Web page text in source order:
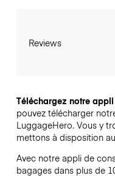
Reviews
Téléchargez notre
pouvez télécharger
LuggageHero. Vous y
mettons à disposition
Avec notre appli de
bagages dans plus de